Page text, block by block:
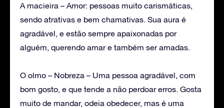
A macieira – Amor: pessoas muito carismáticas,
sendo atrativas e bem chamativas. Sua aura é
agradável, e estão sempre apaixonadas por
alguém, querendo amar e também ser amadas.
O olmo – Nobreza – Uma pessoa agradável, com
bom gosto, e que tende a não perdoar erros. Gosta
muito de mandar, odeia obedecer, mas é uma